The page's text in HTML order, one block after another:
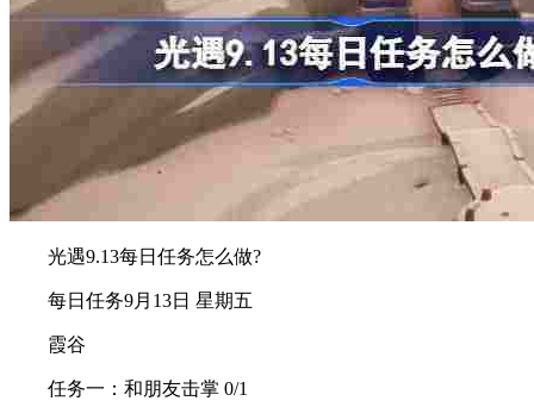
光遇9.13每日任务怎么做?
每日任务9月13日 星期五
霞谷
任务一：和朋友击掌 0/1